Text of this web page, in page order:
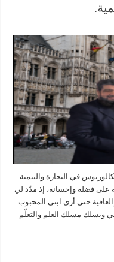
في التجارة والتنمية.
على فضله وإحسانه، إذ مدّد لي
حتى أرى ابني المحبوب
ويسلك مسلك العلم والتعلّم